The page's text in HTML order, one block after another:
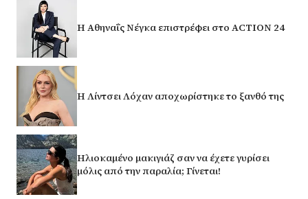
Η Αθηναΐς Νέγκα επιστρέφει στο ACTION 24
Η Λίντσει Λόχαν αποχωρίστηκε το ξανθό της
Ηλιοκαμένο μακιγιάζ σαν να έχετε γυρίσει
μόλις από την παραλία; Γίνεται!